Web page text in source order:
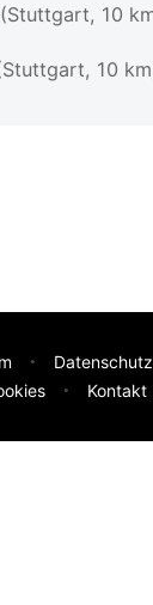
(Stuttgart, 10
10
Kontakt